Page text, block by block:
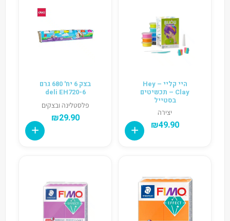
היי קליי – Hey
Clay – תכשיטים
בסטייל
יצירה
₪49.90
בצק 6 יח' 680 גרם
deli EH720-6
פלסטלינה ובצקים
₪29.90